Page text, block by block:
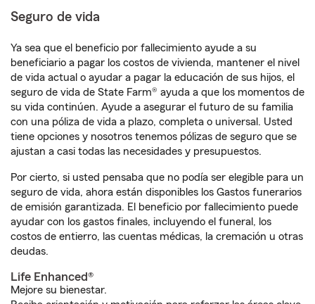
Seguro de vida
Ya sea que el beneficio por fallecimiento ayude a su
beneficiario a pagar los costos de vivienda, mantener el nivel
de vida actual o ayudar a pagar la educación de sus hijos, el
seguro de vida de State Farm® ayuda a que los momentos de
su vida continúen. Ayude a asegurar el futuro de su familia
con una póliza de vida a plazo, completa o universal. Usted
tiene opciones y nosotros tenemos pólizas de seguro que se
ajustan a casi todas las necesidades y presupuestos.
Por cierto, si usted pensaba que no podía ser elegible para un
seguro de vida, ahora están disponibles los Gastos funerarios
de emisión garantizada. El beneficio por fallecimiento puede
ayudar con los gastos finales, incluyendo el funeral, los
costos de entierro, las cuentas médicas, la cremación u otras
deudas.
Life Enhanced®
Mejore su bienestar.